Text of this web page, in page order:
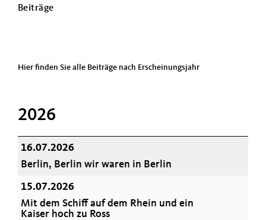
Beiträge
Hier finden Sie alle Beiträge nach Erscheinungsjahr
2026
16.07.2026
Berlin, Berlin wir waren in Berlin
15.07.2026
Mit dem Schiff auf dem Rhein und ein
Kaiser hoch zu Ross